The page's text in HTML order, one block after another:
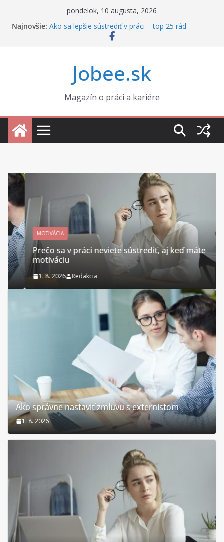
content
pondelok, 10 augusta, 2026
Najnovšie: Ako sa lepšie sústrediť v práci – top 25 rád
Ako správne nastaviť zmluvu s externistom
Ako si udržať profesionálne vystupovanie za
každých okolností
Rozvod a práca: ako si udržať výkon, keď sa vám
rozpadá súkromie
Jobee.sk
Magazín o práci a kariére
MOTIVÁCIA
Prečo sa v práci neviete sústrediť, aj keď máte
motiváciu
1. 8. 2026 Redakcia
Ako správne nastaviť zmluvu s externistom
1. 8. 2026